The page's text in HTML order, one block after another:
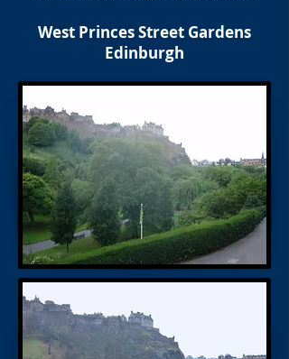
West Princes Street Gardens
Edinburgh